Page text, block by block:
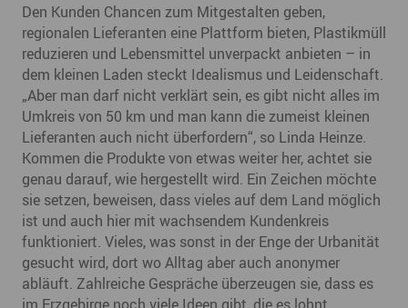
Den Kunden Chancen zum Mitgestalten geben,
regionalen Lieferanten eine Plattform bieten, Plastikmüll
reduzieren und Lebensmittel unverpackt anbieten – in
dem kleinen Laden steckt Idealismus und Leidenschaft.
„Aber man darf nicht verklärt sein, es gibt nicht alles im
Umkreis von 50 km und man kann die zumeist kleinen
Lieferanten auch nicht überfordern“, so Linda Heinze.
Kommen die Produkte von etwas weiter her, achtet sie
genau darauf, wie hergestellt wird. Ein Zeichen möchte
sie setzen, beweisen, dass vieles auf dem Land möglich
ist und auch hier mit wachsendem Kundenkreis
funktioniert. Vieles, was sonst in der Enge der Urbanität
gesucht wird, dort wo Alltag aber auch anonymer
abläuft. Zahlreiche Gespräche überzeugen sie, dass es